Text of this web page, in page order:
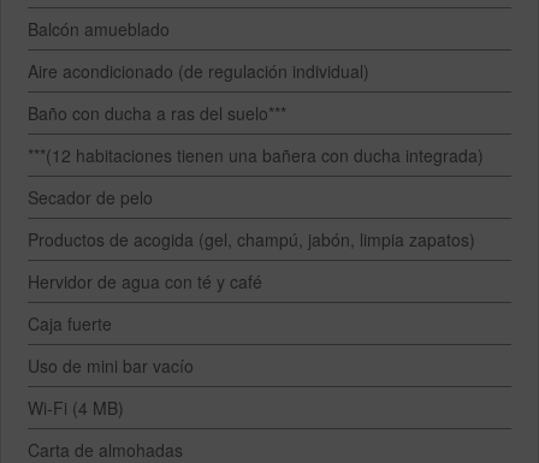
Balcón amueblado
Aire acondicionado (de regulación individual)
Baño con ducha a ras del suelo***
***(12 habitaciones tienen una bañera con ducha integrada)
Secador de pelo
Productos de acogida (gel, champú, jabón, limpia zapatos)
Hervidor de agua con té y café
Caja fuerte
Uso de mini bar vacío
Wi-Fi (4 MB)
Carta de almohadas